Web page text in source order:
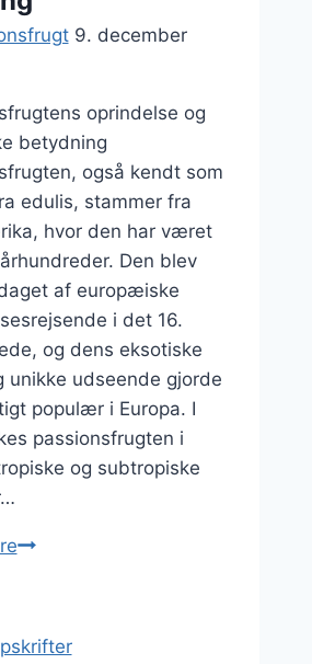
9. december
oprindelse og
betydning
også kendt som
edulis, stammer fra
hvor den har været
Den blev
af europæiske
i det 16.
og dens eksotiske
unikke udseende gjorde
populær i Europa. I
passionsfrugten i
og subtropiske
Passionsfrugt
som